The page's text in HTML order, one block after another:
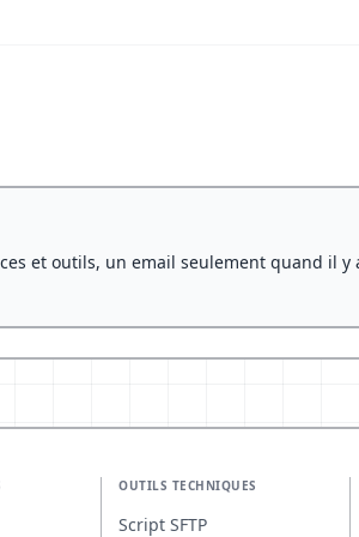
et outils, un email seulement quand il y
OUTILS TECHNIQUES
Script SFTP